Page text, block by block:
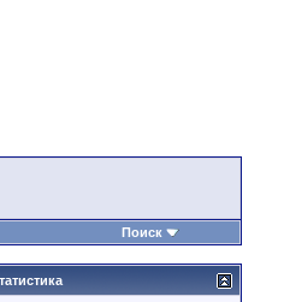
Поиск